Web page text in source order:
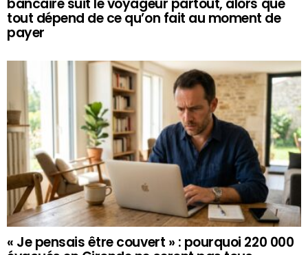
bancaire suit le voyageur partout, alors que
tout dépend de ce qu’on fait au moment de
payer
« Je pensais être couvert » : pourquoi 220 000